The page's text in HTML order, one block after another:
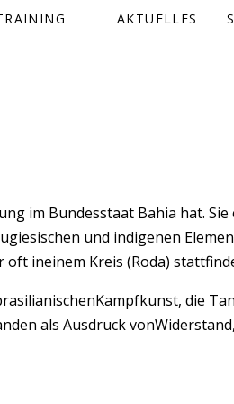
AKTUELLES
im Bundesstaat Bahia hat.
und indigenen
oft ineinem Kreis (Roda)
die
als Ausdruck